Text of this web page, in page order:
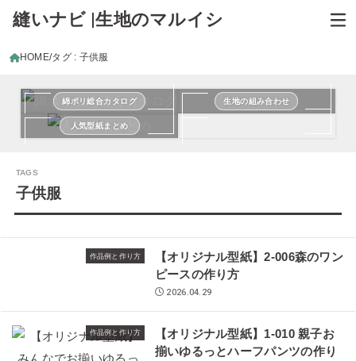
縫いナビ |生地のマルイシ
HOME タグ : 子供服
綿ポリ総合カタログ 生地の組み合わせ
人気型紙まとめ
子供服
作品例と作り方
【オリジナル型紙】2-006森のワン
ピースの作り方
2026.04.29
作品例と作り方
【オリジナル型紙】1-010 親子お
揃いゆるっとハーフパンツの作り